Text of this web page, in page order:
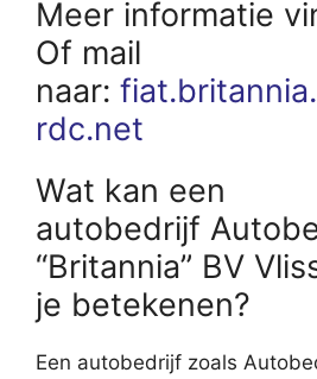
Meer informatie
Of mail
naar:
rdc.net
Wat kan een
autobedrijf
“Britannia” BV
je betekenen?
Een autobedrijf zoals